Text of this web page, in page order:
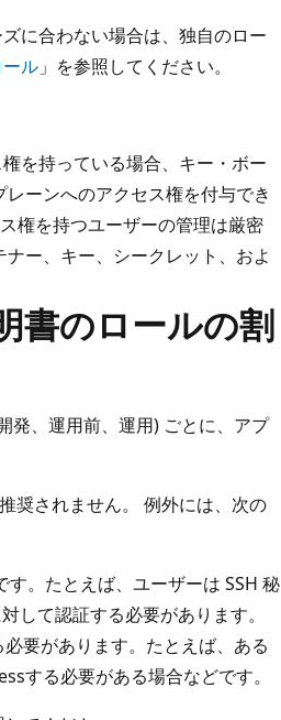
に合わない場合は、独自のロー
ル 」を参照してください。
を持っている場合、キー・ボー
ーンへのアクセス権を付与でき
権を持つユーザーの管理は厳密
ー、キー、シークレット、およ
書のロールの割
発、運用前、運用) ごとに、アプ
奨されません。 例外には、次の
。たとえば、ユーザーは SSH 秘
して認証する必要があります。
要があります。たとえば、ある
する必要がある場合などです。